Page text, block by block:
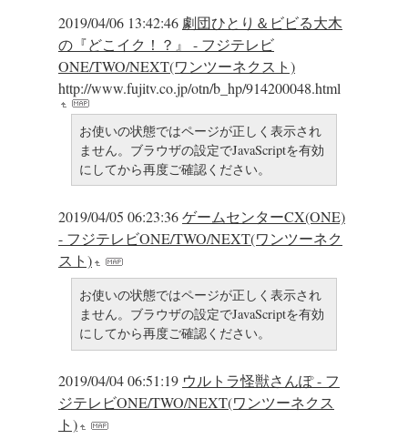
2019/04/06 13:42:46 劇団ひとり＆ビビる大木
の『どこイク！？』 - フジテレビ
ONE/TWO/NEXT(ワンツーネクスト)
http://www.fujitv.co.jp/otn/b_hp/914200048.html
お使いの状態ではページが正しく表示され
ません。ブラウザの設定でJavaScriptを有効
にしてから再度ご確認ください。
2019/04/05 06:23:36ゲームセンターCX(ONE)
- フジテレビONE/TWO/NEXT(ワンツーネク
スト)
お使いの状態ではページが正しく表示され
ません。ブラウザの設定でJavaScriptを有効
にしてから再度ご確認ください。
2019/04/04 06:51:19 ウルトラ怪獣さんぽ - フ
ジテレビONE/TWO/NEXT(ワンツーネクス
ト)